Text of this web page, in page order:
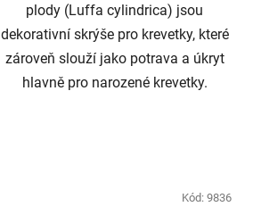
plody (Luffa cylindrica) jsou
dekorativní skrýše pro krevetky, které
zároveň slouží jako potrava a úkryt
hlavně pro narozené krevetky.
Kód: 9836